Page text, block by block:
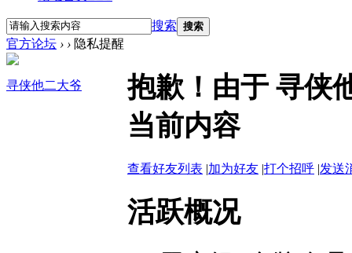
搜索 搜索
官方论坛 › › 隐私提醒
寻侠他二大爷
抱歉！由于 寻侠
当前内容
查看好友列表 |加为好友 |打个招呼 |发送
活跃概况